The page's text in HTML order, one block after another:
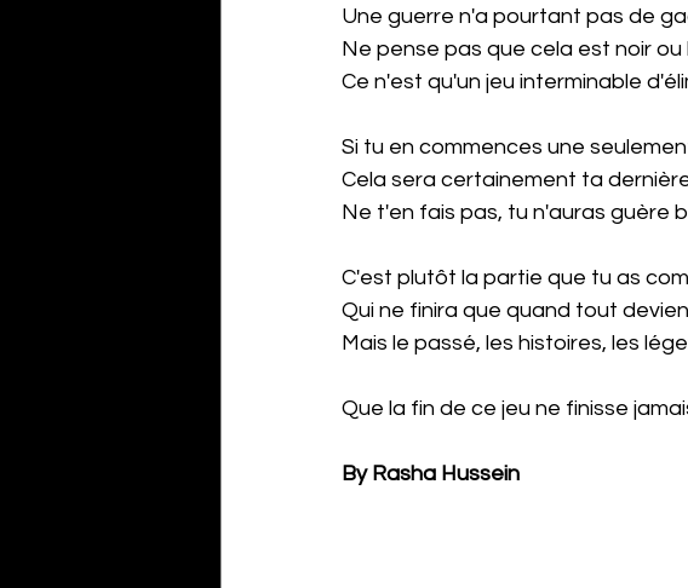
Une guerre n'a pourtant pas de
Ne pense pas que cela est noir
Ce n'est qu'un jeu interminable
Si tu en commences une
Cela sera certainement ta
Ne t'en fais pas, tu n'auras guère
C'est plutôt la partie que tu as
Qui ne finira que quand tout
Mais le passé, les histoires, les
Que la fin de ce jeu ne finisse
By Rasha Hussein